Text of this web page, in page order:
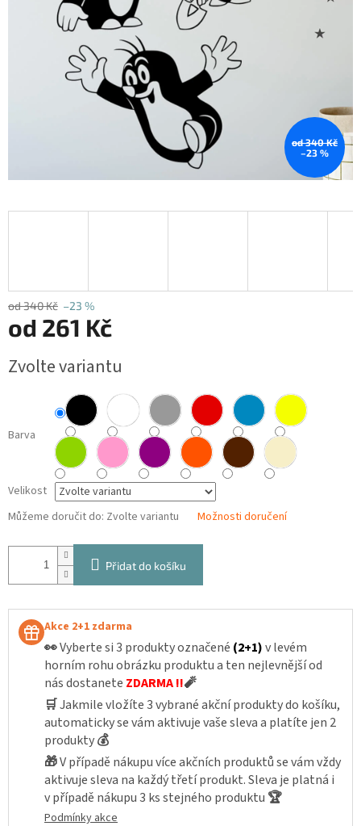
od 340 Kč
–23 %
od 340 Kč –23 %
od 261 Kč
cena:
Zvolte variantu
Barva
Velikost
Můžeme doručit do: Zvolte variantu Možnosti doručení
Přidat do košíku
Akce 2+1 zdarma
👀Vyberte si 3 produkty označené (2+1)v levém
horním rohu obrázku produktu a ten nejlevnější od
nás dostanete ZDARMA !!🧨
🛒Jakmile vložíte 3 vybrané akční produkty do košíku,
automaticky se vám aktivuje vaše sleva a platíte jen 2
produkty💰
🎁V případě nákupu více akčních produktů se vám vždy
aktivuje sleva na každý třetí produkt. Sleva je platná i
v případě nákupu 3 ks stejného produktu 🏆
Podmínky akce